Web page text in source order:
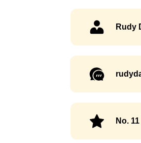
Rudy
No.